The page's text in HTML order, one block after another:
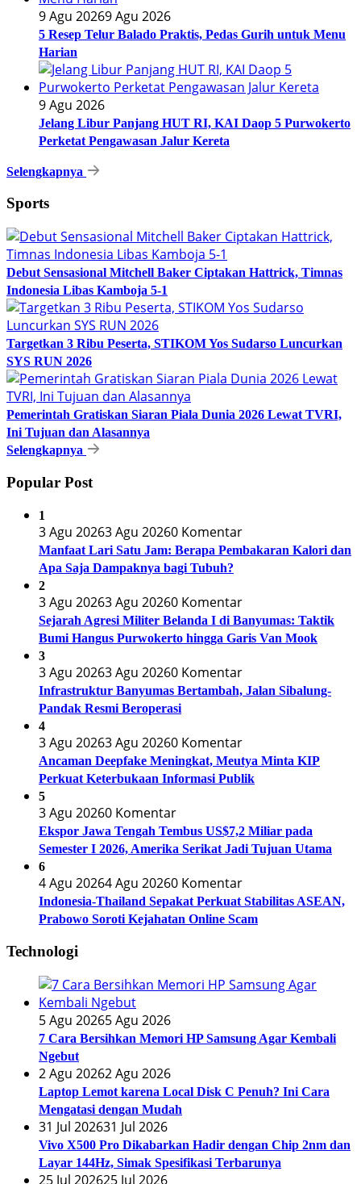
9 Agu 20269 Agu 2026
5 Resep Telur Balado Praktis, Pedas Gurih untuk Menu
Harian
9 Agu 2026
Jelang Libur Panjang HUT RI, KAI Daop 5 Purwokerto
Perketat Pengawasan Jalur Kereta
Selengkapnya
Sports
Debut Sensasional Mitchell Baker Ciptakan Hattrick, Timnas
Indonesia Libas Kamboja 5-1
Targetkan 3 Ribu Peserta, STIKOM Yos Sudarso Luncurkan
SYS RUN 2026
Pemerintah Gratiskan Siaran Piala Dunia 2026 Lewat TVRI,
Ini Tujuan dan Alasannya
Selengkapnya
Popular Post
1
3 Agu 20263 Agu 20260 Komentar
Manfaat Lari Satu Jam: Berapa Pembakaran Kalori dan
Apa Saja Dampaknya bagi Tubuh?
2
3 Agu 20263 Agu 20260 Komentar
Sejarah Agresi Militer Belanda I di Banyumas: Taktik
Bumi Hangus Purwokerto hingga Garis Van Mook
3
3 Agu 20263 Agu 20260 Komentar
Infrastruktur Banyumas Bertambah, Jalan Sibalung-
Pandak Resmi Beroperasi
4
3 Agu 20263 Agu 20260 Komentar
Ancaman Deepfake Meningkat, Meutya Minta KIP
Perkuat Keterbukaan Informasi Publik
5
3 Agu 20260 Komentar
Ekspor Jawa Tengah Tembus US$7,2 Miliar pada
Semester I 2026, Amerika Serikat Jadi Tujuan Utama
6
4 Agu 20264 Agu 20260 Komentar
Indonesia-Thailand Sepakat Perkuat Stabilitas ASEAN,
Prabowo Soroti Kejahatan Online Scam
Technologi
5 Agu 20265 Agu 2026
7 Cara Bersihkan Memori HP Samsung Agar Kembali
Ngebut
2 Agu 20262 Agu 2026
Laptop Lemot karena Local Disk C Penuh? Ini Cara
Mengatasi dengan Mudah
31 Jul 202631 Jul 2026
Vivo X500 Pro Dikabarkan Hadir dengan Chip 2nm dan
Layar 144Hz, Simak Spesifikasi Terbarunya
25 Jul 202625 Jul 2026